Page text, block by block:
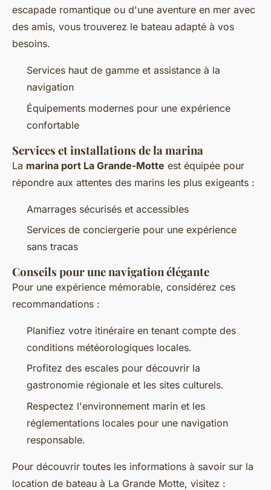
escapade romantique ou d'une aventure en mer avec
des amis, vous trouverez le bateau adapté à vos
besoins.
Services haut de gamme et assistance à la
navigation
Équipements modernes pour une expérience
confortable
Services et installations de la marina
La marina port La Grande-Motte est équipée pour
répondre aux attentes des marins les plus exigeants :
Amarrages sécurisés et accessibles
Services de conciergerie pour une expérience
sans tracas
Conseils pour une navigation élégante
Pour une expérience mémorable, considérez ces
recommandations :
Planifiez votre itinéraire en tenant compte des
conditions météorologiques locales.
Profitez des escales pour découvrir la
gastronomie régionale et les sites culturels.
Respectez l'environnement marin et les
réglementations locales pour une navigation
responsable.
Pour découvrir toutes les informations à savoir sur la
location de bateau à La Grande Motte, visitez :